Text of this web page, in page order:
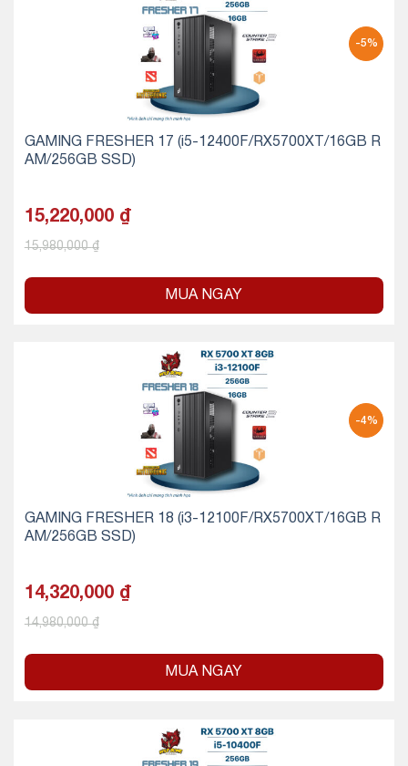
-5%
GAMING FRESHER 17 (i5-12400F/RX5700XT/16GB R
AM/256GB SSD)
15,220,000 ₫
15,980,000₫
MUA NGAY
-4%
GAMING FRESHER 18 (i3-12100F/RX5700XT/16GB R
AM/256GB SSD)
14,320,000 ₫
14,980,000₫
MUA NGAY